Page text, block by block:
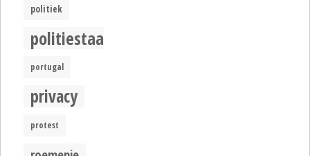
politiek
politiestaat
portugal
privacy
protest